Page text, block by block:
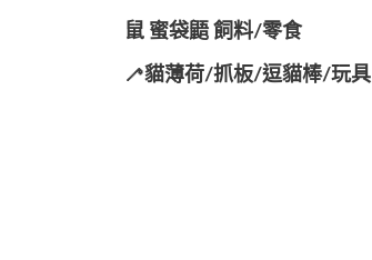
鼠 蜜袋鼯 飼料/零食
🦯貓薄荷/抓板/逗貓棒/玩具